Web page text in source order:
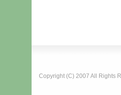
Copyright (C) 2007 All Rights